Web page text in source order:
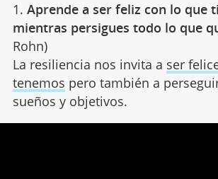
1. Aprende a ser feliz con lo que
mientras persigues todo lo que
Rohn)
La resiliencia nos invita a ser
tenemos pero también a
sueños y objetivos.